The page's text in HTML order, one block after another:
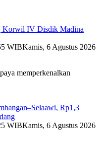
Korwil IV Disdik Madina
WIBKamis, 6 Agustus 2026
memperkenalkan
Rp1,3
WIBKamis, 6 Agustus 2026